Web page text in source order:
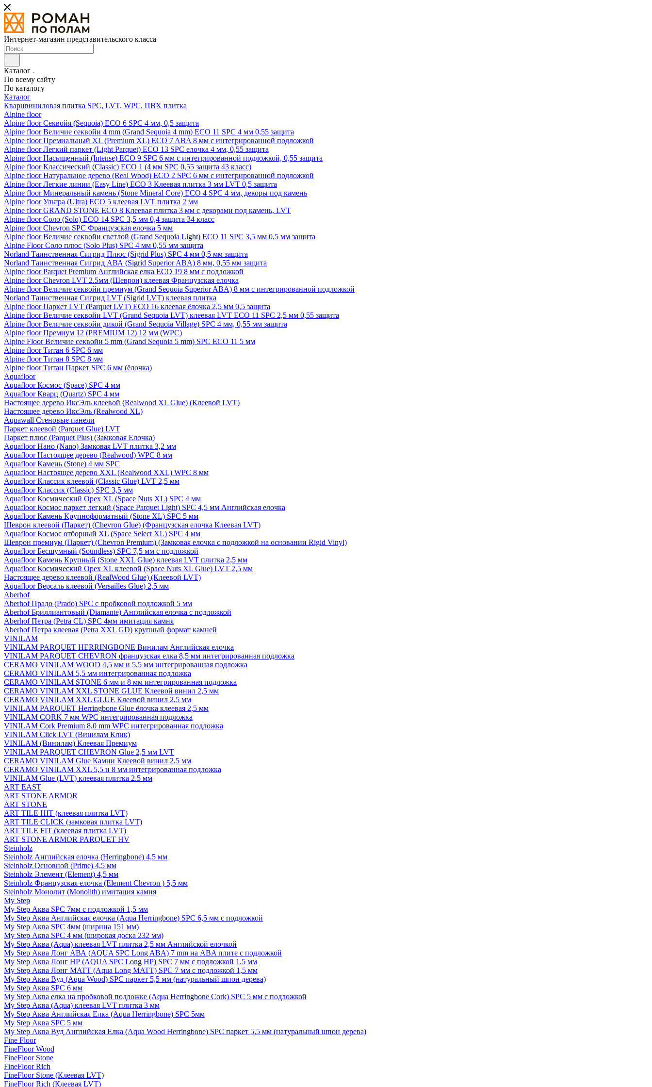
Интернет-магазин представительского класса
Каталог
По всему сайту
По каталогу
Каталог
Кварцвиниловая плитка SPC, LVT, WPC, ПВХ плитка
Alpine floor
Alpine floor Секвойя (Sequoia) ECO 6 SPC 4 мм, 0,5 защита
Alpine floor Величие секвойи 4 mm (Grand Sequoia 4 mm) ECO 11 SPC 4 мм 0,55 защита
Alpine floor Премиальный XL (Premium XL) ECO 7 ABA 8 мм с интегрированной подложкой
Alpine floor Легкий паркет (Light Parquet) ECO 13 SPC елочка 4 мм, 0,55 защита
Alpine floor Насыщенный (Intense) ECO 9 SPC 6 мм с интегрированной подложкой, 0,55 защита
Alpine floor Классический (Classic) ECO 1 (4 мм SPC 0,55 защита 43 класс)
Alpine floor Натуральное дерево (Real Wood) ECO 2 SPC 6 мм с интегрированной подложкой
Alpine floor Легкие линии (Easy Line) ECO 3 Клеевая плитка 3 мм LVT 0,5 защита
Alpine floor Минеральный камень (Stone Mineral Core) ECO 4 SPC 4 мм, декоры под камень
Alpine floor Ультра (Ultra) ECO 5 клеевая LVT плитка 2 мм
Alpine floor GRAND STONE ECO 8 Клеевая плитка 3 мм с декорами под камень, LVT
Alpine floor Соло (Solo) ECO 14 SPC 3,5 мм 0,4 защита 34 класс
Alpine floor Chevron SPC Французская елочка 5 мм
Alpine floor Величие секвойи светлой (Grand Sequoia Light) ECO 11 SPC 3,5 мм 0,5 мм защита
Alpine Floor Соло плюс (Solo Plus) SPC 4 мм 0,55 мм защита
Norland Таинственная Сигрид Плюс (Sigrid Plus) SPC 4 мм 0,5 мм защита
Norland Таинственная Сигрид АВА (Sigrid Superior ABA) 8 мм, 0,55 мм защита
Alpine floor Parquet Premium Английская елка ECO 19 8 мм с подложкой
Alpine floor Chevron LVT 2.5мм (Шеврон) клеевая Французская елочка
Alpine floor Величие секвойи премиум (Grand Sequoia Superior ABA) 8 мм с интегрированной подложкой
Norland Таинственная Сигрид LVT (Sigrid LVT) клеевая плитка
Alpine floor Паркет LVT (Parquet LVT) ECO 16 клеевая ёлочка 2,5 мм 0,5 защита
Alpine floor Величие секвойи LVT (Grand Sequoia LVT) клеевая LVT ECO 11 SPC 2,5 мм 0,55 защита
Alpine floor Величие секвойи дикой (Grand Sequoia Village) SPC 4 мм, 0,55 мм защита
Alpine floor Премиум 12 (PREMIUM 12) 12 мм (WPC)
Alpine Floor Величие секвойи 5 mm (Grand Sequoia 5 mm) SPC ECO 11 5 мм
Alpine floor Титан 6 SPC 6 мм
Alpine floor Титан 8 SPC 8 мм
Alpine floor Титан Паркет SPC 6 мм (ёлочка)
Aquafloor
Aquafloor Космос (Space) SPC 4 мм
Aquafloor Кварц (Quartz) SPC 4 мм
Настоящее дерево ИксЭль клеевой (Realwood XL Glue) (Клеевой LVT)
Настоящее дерево ИксЭль (Realwood XL)
Aquawall Стеновые панели
Паркет клеевой (Parquet Glue) LVT
Паркет плюс (Parquet Plus) (Замковая Елочка)
Aquafloor Нано (Nano) Замковая LVT плитка 3,2 мм
Aquafloor Настоящее дерево (Realwood) WPC 8 мм
Aquafloor Камень (Stone) 4 мм SPC
Aquafloor Настоящее дерево XXL (Realwood XXL) WPC 8 мм
Aquafloor Классик клеевой (Classic Glue) LVT 2,5 мм
Aquafloor Классик (Classic) SPC 3,5 мм
Aquafloor Космический Орех XL (Space Nuts XL) SPC 4 мм
Aquafloor Космос паркет легкий (Space Parquet Light) SPC 4,5 мм Английская елочка
Aquafloor Камень Крупноформатный (Stone XL) SPC 5 мм
Шеврон клеевой (Паркет) (Chevron Glue) (Французская елочка Клеевая LVT)
Aquafloor Космос отборный XL (Space Select XL) SPC 4 мм
Шеврон премиум (Паркет) (Chevron Premium) (Замковая елочка с подложкой на основании Rigid Vinyl)
Aquafloor Бесшумный (Soundless) SPC 7,5 мм с подложкой
Aquafloor Камень Крупный (Stone XXL Glue) клеевая LVT плитка 2,5 мм
Aquafloor Космический Орех XL клеевой (Space Nuts XL Glue) LVT 2,5 мм
Настоящее дерево клеевой (RealWood Glue) (Клеевой LVT)
Aquafloor Версаль клеевой (Versailles Glue) 2,5 мм
Aberhof
Aberhof Прадо (Prado) SPC с пробковой подложкой 5 мм
Aberhof Бриллиантовый (Diamante) Английская елочка с подложкой
Aberhof Петра (Petra CL) SPC 4мм имитация камня
Aberhof Петра клеевая (Petra XXL GD) крупный формат камней
VINILAM
VINILAM PARQUET HERRINGBONE Винилам Английская елочка
VINILAM PARQUET CHEVRON французская елка 8,5 мм интегрированная подложка
CERAMO VINILAM WOOD 4,5 мм и 5,5 мм интегрированная подложка
CERAMO VINILAM 5,5 мм интегрированная подложка
CERAMO VINILAM STONE 6 мм и 8 мм интегрированная подложка
CERAMO VINILAM XXL STONE GLUE Клеевой винил 2,5 мм
CERAMO VINILAM XXL GLUE Клеевой винил 2,5 мм
VINILAM PARQUET Herringbone Glue ёлочка клеевая 2,5 мм
VINILAM CORK 7 мм WPC интегрированная подложка
VINILAM Cork Premium 8,0 mm WPC интегрированная подложка
VINILAM Click LVT (Винилам Клик)
VINILAM (Винилам) Клеевая Премиум
VINILAM PARQUET CHEVRON Glue 2,5 мм LVT
CERAMO VINILAM Glue Камни Клеевой винил 2,5 мм
CERAMO VINILAM XXL 5,5 и 8 мм интегрированная подложка
VINILAM Glue (LVT) клеевая плитка 2.5 мм
ART EAST
ART STONE ARMOR
ART STONE
ART TILE HIT (клеевая плитка LVT)
ART TILE CLICK (замковая плитка LVT)
ART TILE FIT (клеевая плитка LVT)
ART STONE ARMOR PARQUET HV
Steinholz
Steinholz Английская елочка (Herringbone) 4,5 мм
Steinholz Основной (Prime) 4,5 мм
Steinholz Элемент (Element) 4,5 мм
Steinholz Французская елочка (Element Chevron ) 5,5 мм
Steinholz Монолит (Monolith) имитация камня
My Step
My Step Аква SPC 7мм c подложкой 1,5 мм
My Step Аква Английская елочка (Aqua Herringbone) SPC 6,5 мм с подложкой
My Step Аква SPC 4мм (ширина 151 мм)
My Step Аква SPC 4 мм (широкая доска 232 мм)
My Step Аква (Aqua) клеевая LVT плитка 2,5 мм Английской елочкой
My Step Аква Лонг АВА (AQUA SPC Long ABA) 7 mm на ABA плите с подложкой
My Step Аква Лонг НР (AQUA SPC Long HP) SPC 7 мм с подложкой 1,5 мм
My Step Аква Лонг MATT (Aqua Long MATT) SPC 7 мм с подложкой 1,5 мм
My Step Аква Вуд (Aqua Wood) SPC паркет 5,5 мм (натуральный шпон дерева)
My Step Аква SPC 6 мм
My Step Аква елка на пробковой подложке (Aqua Herringbone Cork) SPC 5 мм с подложкой
My Step Аква (Aqua) клеевая LVT плитка 3 мм
My Step Аква Английская Елка (Aqua Herringbone) SPC 5мм
My Step Аква SPC 5 мм
My Step Аква Вуд Английская Елка (Aqua Wood Herringbone) SPC паркет 5,5 мм (натуральный шпон дерева)
Fine Floor
FineFloor Wood
FineFloor Stone
FineFloor Rich
FineFloor Stone (Клеевая LVT)
FineFloor Rich (Клеевая LVT)